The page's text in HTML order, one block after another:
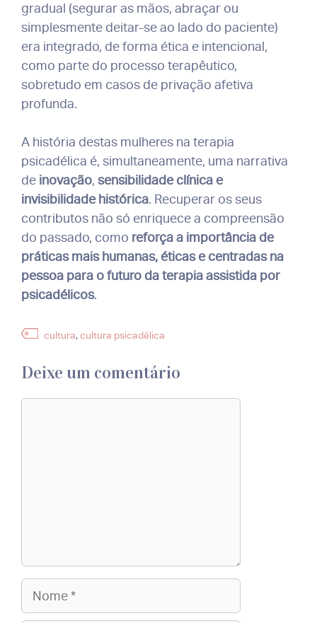
gradual (segurar as mãos, abraçar ou
simplesmente deitar-se ao lado do paciente)
era integrado, de forma ética e intencional,
como parte do processo terapêutico,
sobretudo em casos de privação afetiva
profunda.
A história destas mulheres na terapia
psicadélica é, simultaneamente, uma narrativa
de inovação, sensibilidade clínica e
invisibilidade histórica. Recuperar os seus
contributos não só enriquece a compreensão
do passado, como reforça a importância de
práticas mais humanas, éticas e centradas na
pessoa para o futuro da terapia assistida por
psicadélicos.
Etiquetas
cultura,cultura psicadélica
Deixe um comentário